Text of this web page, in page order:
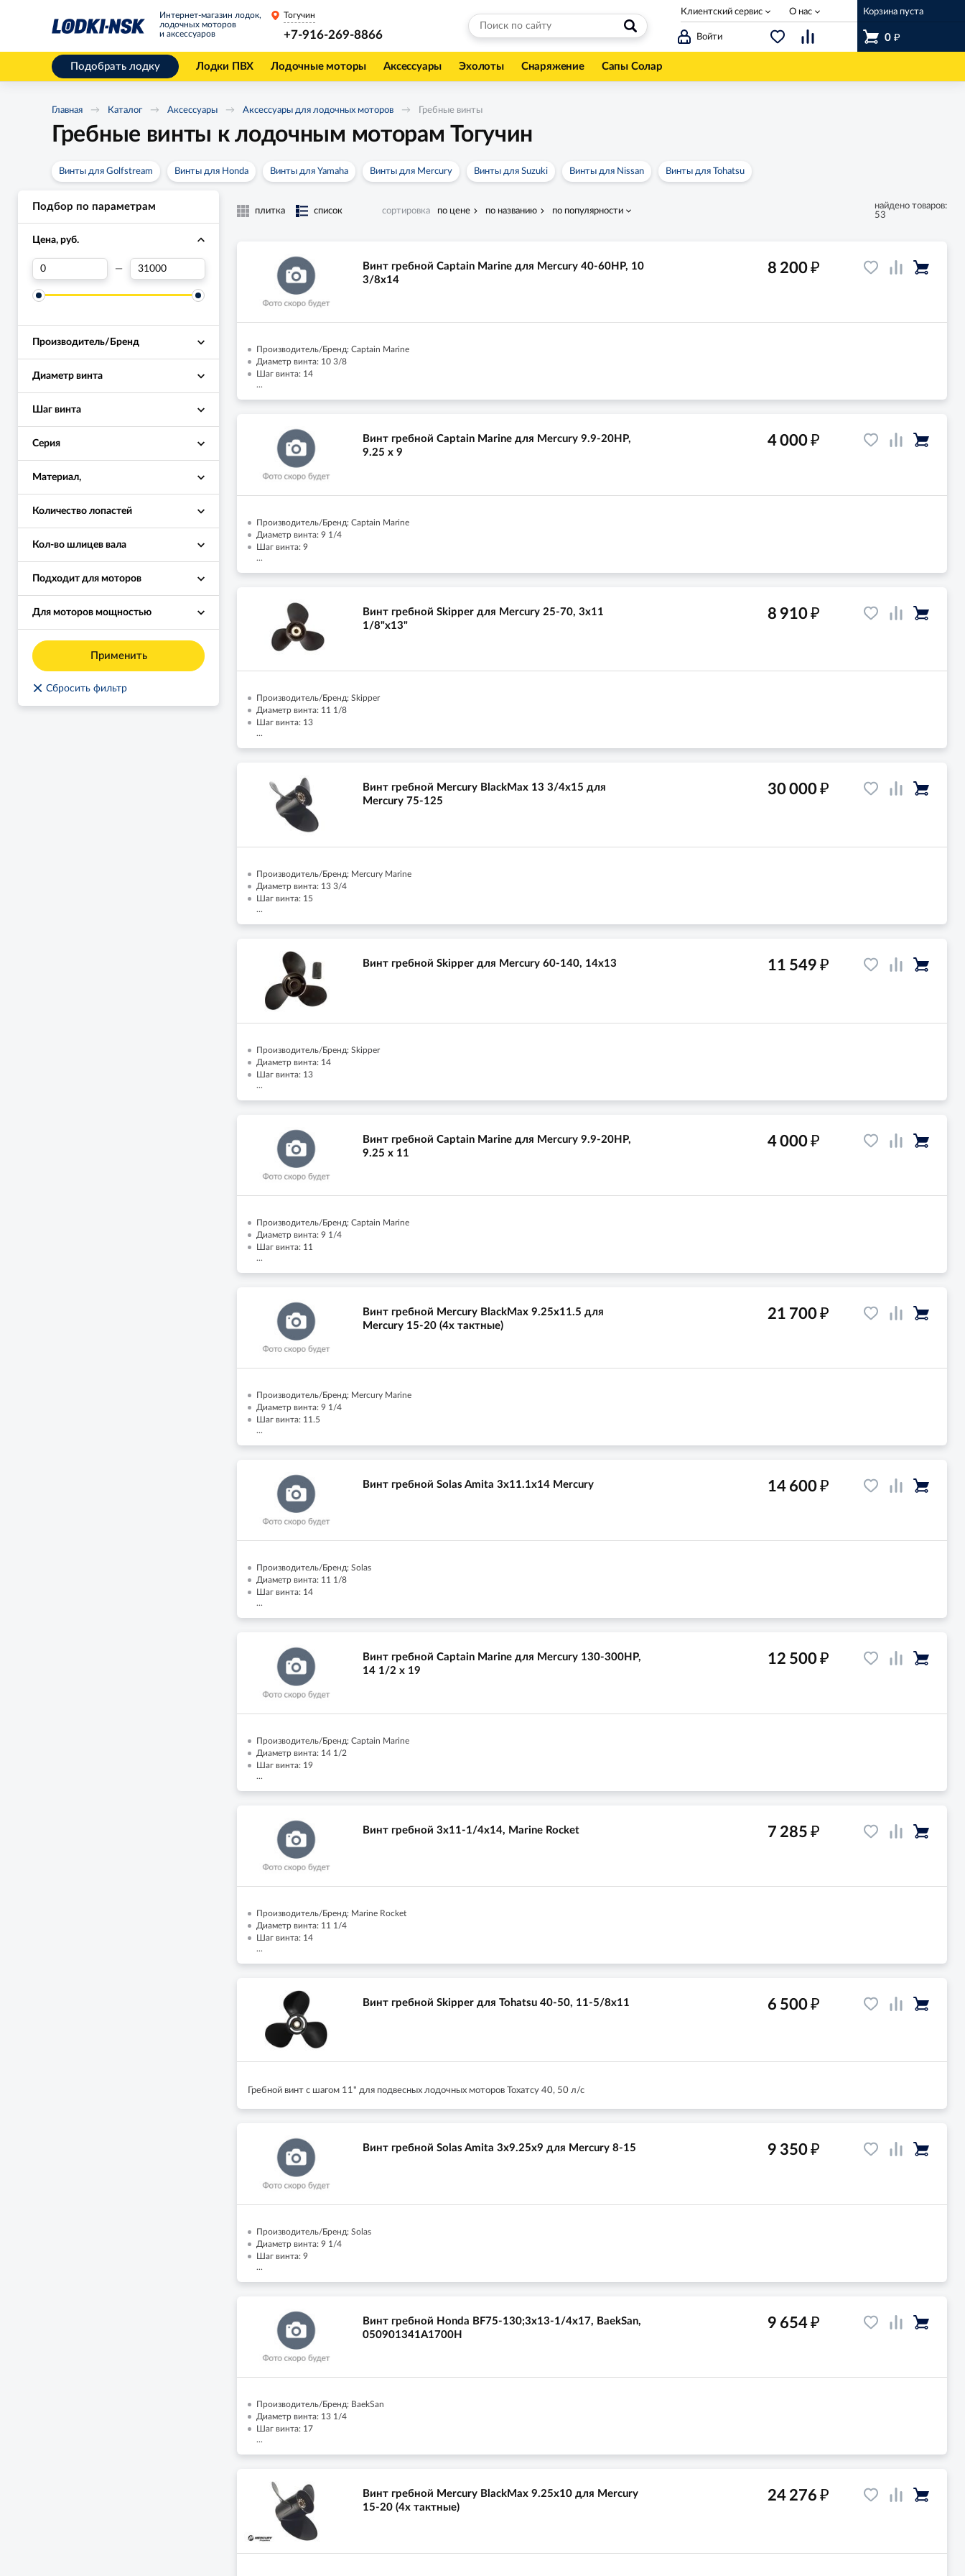
Интернет-магазин лодок,
лодочных моторов
и аксессуаров
Войти
Корзина пуста
0 ₽
Тогучин
+7-916-269-8866
Клиентский сервис О нас
Подобрать лодку Лодки ПВХ Лодочные моторы Аксессуары Эхолоты Снаряжение Сапы Солар
Главная Каталог Аксессуары Аксессуары для лодочных моторов Гребные винты
Гребные винты к лодочным моторам Тогучин
Винты для Golfstream Винты для Honda Винты для Yamaha Винты для Mercury Винты для Suzuki Винты для Nissan Винты для Tohatsu
Подбор по параметрам
Цена, руб.
—
Производитель/Бренд
Диаметр винта
Шаг винта
Серия
Материал,
Количество лопастей
Кол-во шлицев вала
Подходит для моторов
Для моторов мощностью
Применить
× Сбросить фильтр
плитка список сортировка по цене по названию по популярности
найдено товаров:
53
Винт гребной Captain Marine для Mercury 40-60HP, 10
3/8x14
Производитель/Бренд: Captain Marine
Диаметр винта: 10 3/8
Шаг винта: 14
...
8 200₽
Винт гребной Captain Marine для Mercury 9.9-20HP,
9.25 x 9
Производитель/Бренд: Captain Marine
Диаметр винта: 9 1/4
Шаг винта: 9
...
4 000₽
Винт гребной Skipper для Mercury 25-70, 3x11
1/8"x13"
Производитель/Бренд: Skipper
Диаметр винта: 11 1/8
Шаг винта: 13
...
8 910₽
Винт гребной Mercury BlackMax 13 3/4x15 для
Mercury 75-125
Производитель/Бренд: Mercury Marine
Диаметр винта: 13 3/4
Шаг винта: 15
...
30 000₽
Винт гребной Skipper для Mercury 60-140, 14x13
Производитель/Бренд: Skipper
Диаметр винта: 14
Шаг винта: 13
...
11 549 ₽
Винт гребной Captain Marine для Mercury 9.9-20HP,
9.25 x 11
Производитель/Бренд: Captain Marine
Диаметр винта: 9 1/4
Шаг винта: 11
...
4 000₽
Винт гребной Mercury BlackMax 9.25x11.5 для
Mercury 15-20 (4х тактные)
Производитель/Бренд: Mercury Marine
Диаметр винта: 9 1/4
Шаг винта: 11.5
...
21 700₽
Винт гребной Solas Amita 3x11.1x14 Mercury
Производитель/Бренд: Solas
Диаметр винта: 11 1/8
Шаг винта: 14
...
14 600₽
Винт гребной Captain Marine для Mercury 130-300HP,
14 1/2 x 19
Производитель/Бренд: Captain Marine
Диаметр винта: 14 1/2
Шаг винта: 19
...
12 500₽
Винт гребной 3x11-1/4x14, Marine Rocket
Производитель/Бренд: Marine Rocket
Диаметр винта: 11 1/4
Шаг винта: 14
...
7 285₽
Винт гребной Skipper для Tohatsu 40-50, 11-5/8x11
Гребной винт с шагом 11" для подвесных лодочных моторов Тохатсу 40, 50 л/с
6 500₽
Винт гребной Solas Amita 3x9.25x9 для Mercury 8-15
Производитель/Бренд: Solas
Диаметр винта: 9 1/4
Шаг винта: 9
...
9 350₽
Винт гребной Honda BF75-130;3x13-1/4x17, BaekSan,
050901341A1700H
Производитель/Бренд: BaekSan
Диаметр винта: 13 1/4
Шаг винта: 17
...
9 654₽
Винт гребной Mercury BlackMax 9.25x10 для Mercury
15-20 (4х тактные)
24 276 ₽